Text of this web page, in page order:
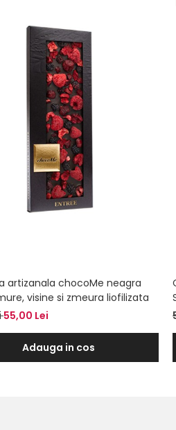
artizanala chocoMe neagra
visine si zmeura liofilizata
55,00 Lei
Adauga in cos